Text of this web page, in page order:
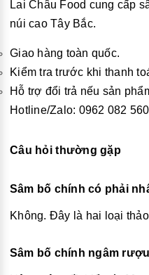
Lai Châu Food cung cấp
núi cao Tây Bắc.
Giao hàng toàn quốc.
Kiểm tra trước khi thanh
Hỗ trợ đổi trả nếu sản
Hotline/Zalo: 0962 082 560
Câu hỏi thường gặp
Sâm bố chính có phải
Không. Đây là hai loại
Sâm bố chính ngâm